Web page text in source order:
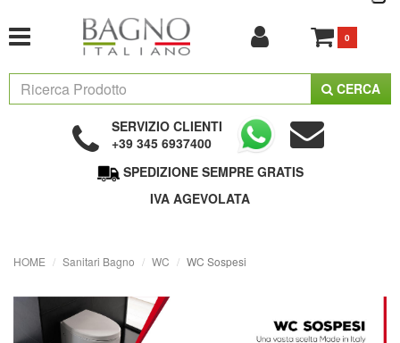
0
CERCA
SERVIZIO CLIENTI
+39 345 6937400
SPEDIZIONE SEMPRE GRATIS
IVA AGEVOLATA
HOME Sanitari Bagno WC WC Sospesi